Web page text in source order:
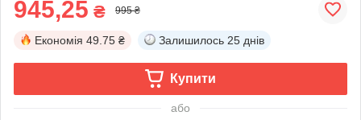
945,25 ₴ 995 ₴
Економія 49.75 ₴ Залишилось 25 днів
Купити
або